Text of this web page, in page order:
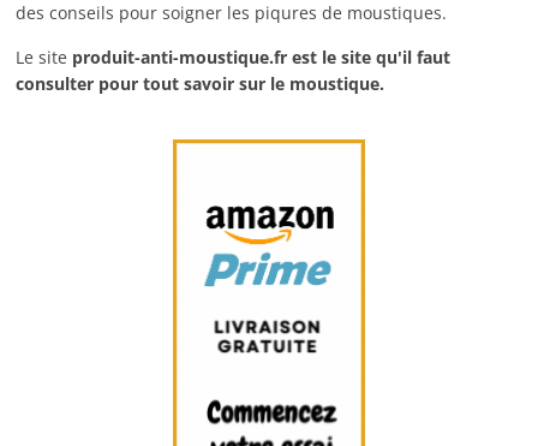
des conseils pour soigner les piqures de moustiques.
Le site produit-anti-moustique.fr est le site qu'il faut
consulter pour tout savoir sur le moustique.